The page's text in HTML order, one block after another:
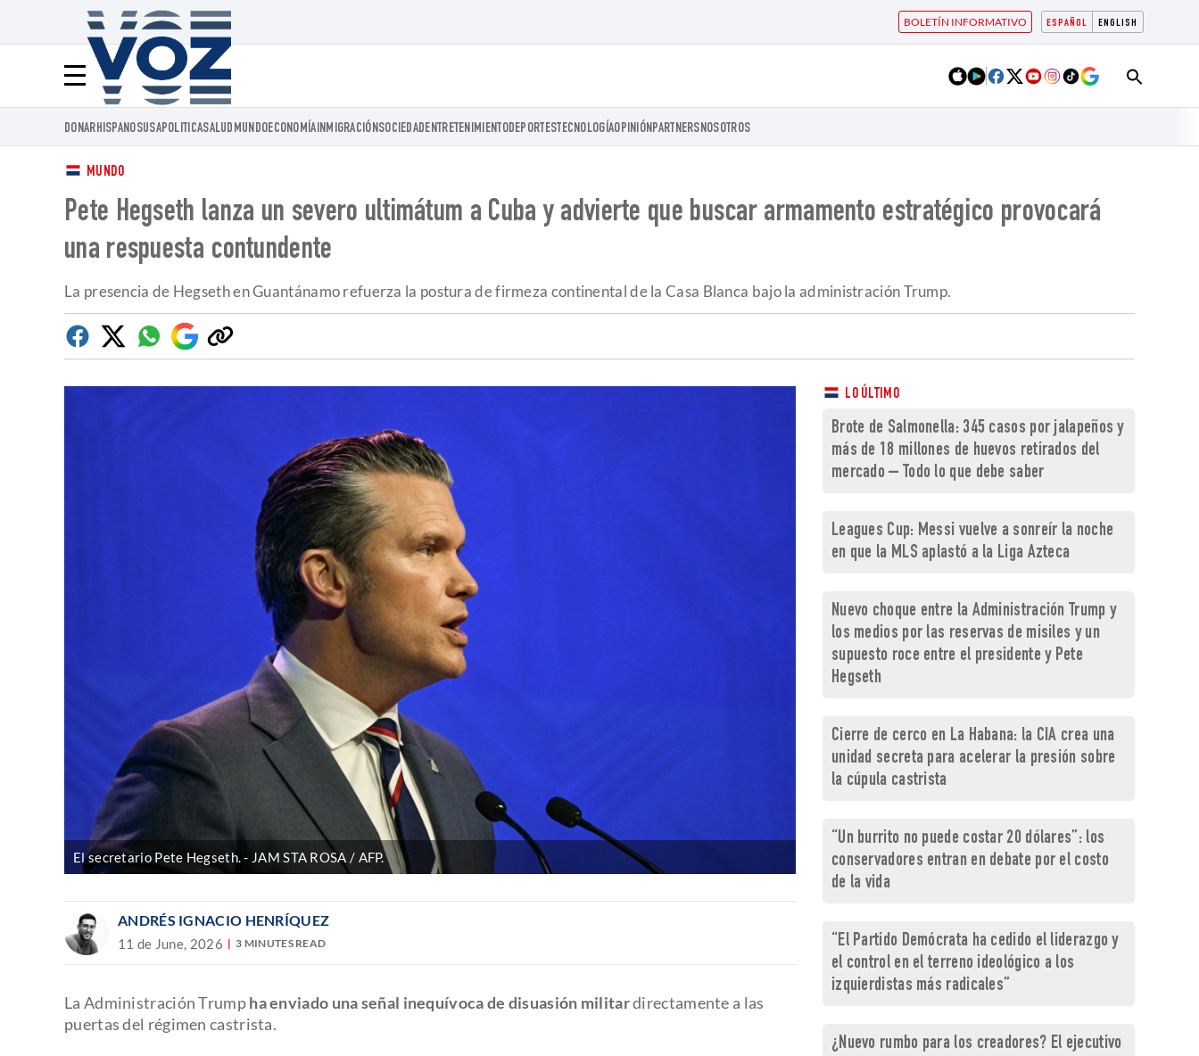
ESPAÑOL ENGLISH
BOLETÍN INFORMATIVO
Menú
Voz.us
DONARHISPANOSUSAPOLITICASALUD MUNDOECONOMÍAINMIGRACIÓNSOCIEDADENTRETENIMIENTODEPORTESTECNOLOGÍAOPINIÓNPARTNERSNOSOTROS
MUNDO
Pete Hegseth lanza un severo ultimátum a Cuba y advierte que buscar armamento estratégico provocará
una respuesta contundente
La presencia de Hegseth en Guantánamo refuerza la postura de firmeza continental de la Casa Blanca bajo la administración Trump.
Facebook
TwitterWhatsapp
Google
Discover
Copiar
enlace
El secretario Pete Hegseth. JAM STA ROSA / AFP.
ANDRÉS IGNACIO HENRÍQUEZ
11 de June, 2026 3 MINUTES READ
La Administración Trumpha enviado una señal inequívoca de disuasión militardirectamente a las
puertas del régimen castrista.
LO ÚLTIMO
Brote de Salmonella: 345 casos por jalapeños y
más de 18 millones de huevos retirados del
mercado – Todo lo que debe saber
Leagues Cup: Messi vuelve a sonreír la noche
en que la MLS aplastó a la Liga Azteca
Nuevo choque entre la Administración Trump y
los medios por las reservas de misiles y un
supuesto roce entre el presidente y Pete
Hegseth
Cierre de cerco en La Habana: la CIA crea una
unidad secreta para acelerar la presión sobre
la cúpula castrista
“Un burrito no puede costar 20 dólares”: los
conservadores entran en debate por el costo
de la vida
“El Partido Demócrata ha cedido el liderazgo y
el control en el terreno ideológico a los
izquierdistas más radicales”
¿Nuevo rumbo para los creadores? El ejecutivo